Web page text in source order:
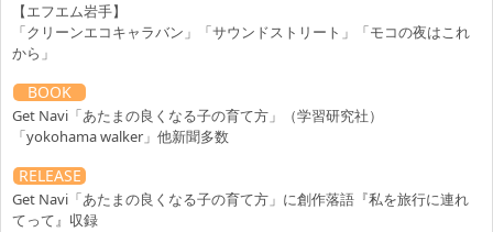
【エフエム岩手】
「クリーンエコキャラバン」「サウンドストリート」「モコの夜はこれ
から」
BOOK
Get Navi「あたまの良くなる子の育て方」（学習研究社）
「yokohama walker」他新聞多数
RELEASE
Get Navi「あたまの良くなる子の育て方」に創作落語『私を旅行に連れ
てって』収録